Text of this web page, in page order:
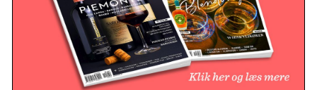
eftersmag. 91
Alkoholprocent: 13%
Set hos Bichel til 165 kr. tilbudspris